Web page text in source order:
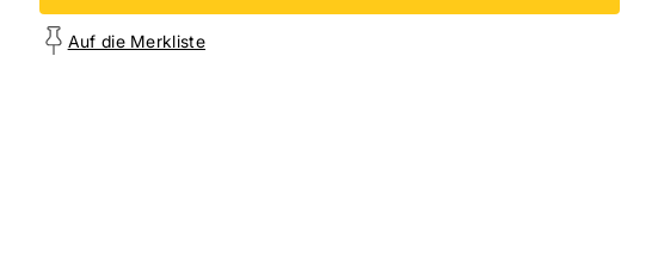
Auf die Merkliste